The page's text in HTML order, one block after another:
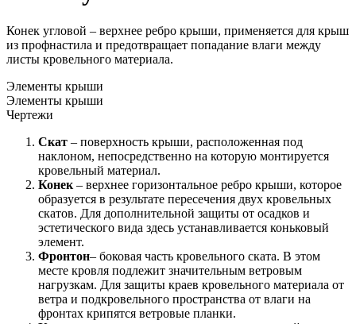
Конек угловой – верхнее ребро крыши, применяется для крыш
из профнастила и предотвращает попадание влаги между
листы кровельного материала.
Элементы крыши
Элементы крыши
Чертежи
Скат – поверхность крыши, расположенная под
наклоном, непосредственно на которую монтируется
кровельный материал.
Конек – верхнее горизонтальное ребро крыши, которое
образуется в результате пересечения двух кровельных
скатов. Для дополнительной защиты от осадков и
эстетического вида здесь устанавливается коньковый
элемент.
Фронтон– боковая часть кровельного ската. В этом
месте кровля подлежит значительным ветровым
нагрузкам. Для защиты краев кровельного материала от
ветра и подкровельного пространства от влаги на
фронтах крипятся ветровые планки.